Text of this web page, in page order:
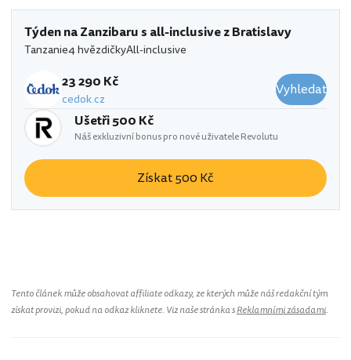
Týden na Zanzibaru s all-inclusive z Bratislavy
Tanzanie4 hvězdičkyAll-inclusive
23 290 Kč
cedok.cz
Vyhledat
Ušetři 500 Kč
Náš exkluzivní bonus pro nové uživatele Revolutu
Získat 500 Kč
Tento článek může obsahovat affiliate odkazy, ze kterých může náš redakční tým
získat provizi, pokud na odkaz kliknete. Viz naše stránka sReklamními zásadami.